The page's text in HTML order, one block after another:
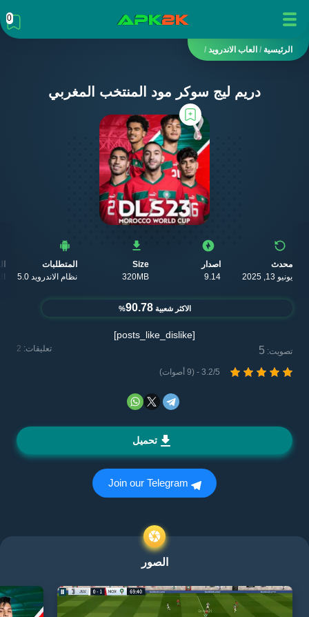
0
الرئيسية / العاب الاندرويد /
دريم ليج سوكر مود المنتخب المغربي
محدث
يونيو 13, 2025
اصدار
9.14
Size
320MB
المتطلبات
نظام الاندرويد 5.0
[posts_like_dislike]
تصويت: 5 تعليقات: 2
3.2/5 - (9 أصوات)
الاكثر شعبية90.78
%
تحميل
الصور